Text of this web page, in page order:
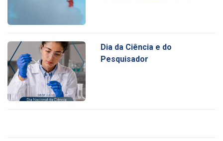
Dia da Ciência e do
Pesquisador